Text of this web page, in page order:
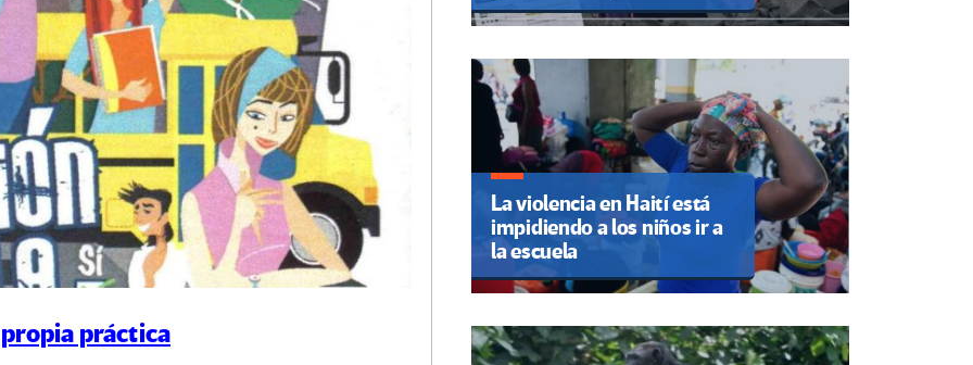
práctica
La violencia en Haití está
impidiendo a los niños ir a
la escuela